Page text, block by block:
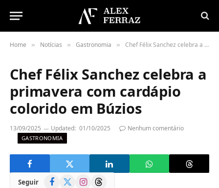
Home » Notícias » Gastronomia » Chef Félix Sanchez celebra a primavera com cardápio colorido em Búzios
Chef Félix Sanchez celebra a
primavera com cardápio
colorido em Búzios
13/09/2025 Updated: 01/10/2025 Nenhum comentário
GASTRONOMIA
Seguir Facebook InstagramThreads